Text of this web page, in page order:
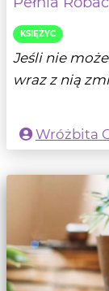
KSIĘŻYC
Jeśli nie
wraz z nią
Wróżbita